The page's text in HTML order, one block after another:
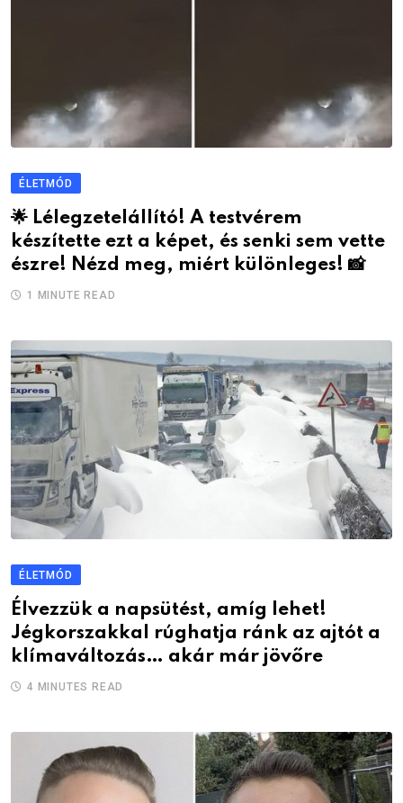
ÉLETMÓD
🌟 Lélegzetelállító! A testvérem
készítette ezt a képet, és senki sem vette
észre! Nézd meg, miért különleges! 📸
1 MINUTE READ
ÉLETMÓD
Élvezzük a napsütést, amíg lehet!
Jégkorszakkal rúghatja ránk az ajtót a
klímaváltozás… akár már jövőre
4 MINUTES READ